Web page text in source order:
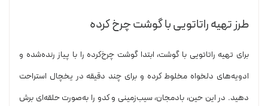
طرز تهیه راتاتویی با گوشت چرخ کرده
برای تهیه راتاتویی با گوشت، ابتدا گوشت چرخ‌کرده را با پیاز رنده‌شده و
ادویه‌های دلخواه مخلوط کرده و برای چند دقیقه در یخچال استراحت
دهید. در این حین، بادمجان، سیب‌زمینی و کدو را به‌صورت حلقه‌ای برش